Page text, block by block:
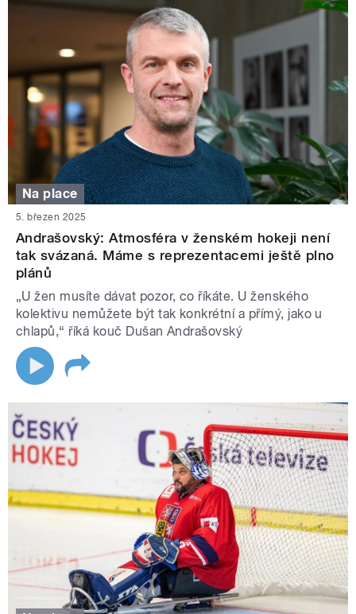
Na place
5. březen 2025
Andrašovský: Atmosféra v ženském hokeji není
tak svázaná. Máme s reprezentacemi ještě plno
plánů
„U žen musíte dávat pozor, co říkáte. U ženského
kolektivu nemůžete být tak konkrétní a přímý, jako u
chlapů,“ říká kouč Dušan Andrašovský